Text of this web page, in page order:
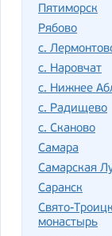
Пятиморск
Рябово
с.
с. Наровчат
с. Нижнее
с. Радищево
с. Сканово
Самара
Самарская
Саранск
Свято-
монастырь